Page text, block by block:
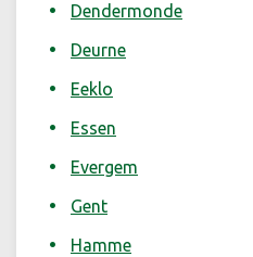
Dendermonde
Deurne
Eeklo
Essen
Evergem
Gent
Hamme